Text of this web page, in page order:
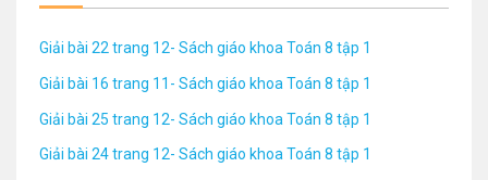
Giải bài 22 trang 12- Sách giáo khoa Toán 8 tập 1
Giải bài 16 trang 11- Sách giáo khoa Toán 8 tập 1
Giải bài 25 trang 12- Sách giáo khoa Toán 8 tập 1
Giải bài 24 trang 12- Sách giáo khoa Toán 8 tập 1